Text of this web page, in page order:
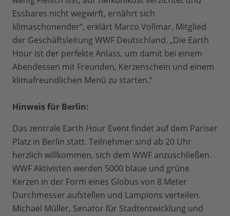
Essbares nicht wegwirft, ernährt sich
klimaschonender“, erklärt Marco Vollmar, Mitglied
der Geschäftsleitung WWF Deutschland. „Die Earth
Hour ist der perfekte Anlass, um damit bei einem
Abendessen mit Freunden, Kerzenschein und einem
klimafreundlichen Menü zu starten.“
Hinweis für Berlin:
Das zentrale Earth Hour Event findet auf dem Pariser
Platz in Berlin statt. Teilnehmer sind ab 20 Uhr
herzlich willkommen, sich dem WWF anzuschließen.
WWF Aktivisten werden 5000 blaue und grüne
Kerzen in der Form eines Globus von 8 Meter
Durchmesser aufstellen und Lampions verteilen.
Michael Müller, Senator für Stadtentwicklung und